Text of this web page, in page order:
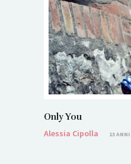
Only You
Alessia Cipolla
13 ANNI